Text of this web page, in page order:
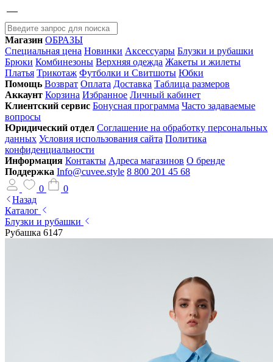
Магазин ОБРАЗЫ
Специальная цена Новинки Аксессуары Блузки и рубашки
Брюки Комбинезоны Верхняя одежда Жакеты и жилеты
Платья Трикотаж Футболки и Свитшоты Юбки
Помощь Возврат Оплата Доставка Таблица размеров
Аккаунт Корзина Избранное Личный кабинет
Клиентский сервис Бонусная программа Часто задаваемые
вопросы
Юридический отдел Соглашение на обработку персональных
данных Условия использования сайта Политика
конфиденциальности
Информация Контакты Адреса магазинов О бренде
Поддержка Info@cuvee.style 8 800 201 45 68
0
0
Назад
Каталог
Блузки и рубашки
Рубашка 6147